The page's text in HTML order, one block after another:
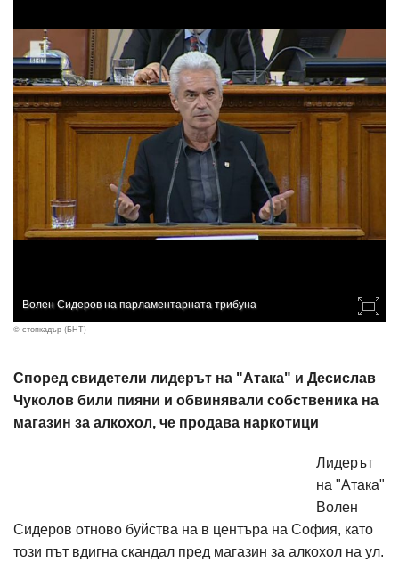
Волен Сидеров на парламентарната трибуна
© стопкадър (БНТ)
Според свидетели лидерът на "Атака" и Десислав
Чуколов били пияни и обвинявали собственика на
магазин за алкохол, че продава наркотици
Лидерът
на "Атака"
Волен
Сидеров отново буйства на в центъра на София, като
този път вдигна скандал пред магазин за алкохол на ул.